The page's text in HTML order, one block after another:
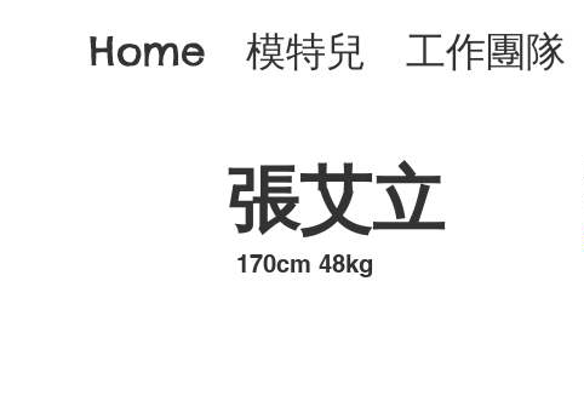
Home 模特兒 工作團隊
張艾立
​170cm 48kg